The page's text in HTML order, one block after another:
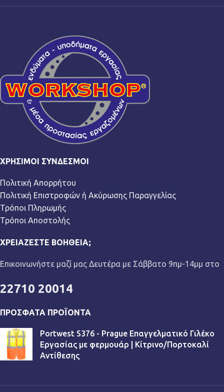
ΧΡΉΣΙΜΟΙ ΣΎΝΔΕΣΜΟΙ
Πολιτική Απορρήτου
Πολιτική Επιστροφών ή Ακύρωσης Παραγγελίας
Τρόποι Πληρωμής
Τρόποι Αποστολής
ΧΡΕΙΆΖΕΣΤΕ ΒΟΉΘΕΙΑ;
Επικοινωνήστε μαζί μας Δευτέρα με Σάββατο 9πμ-14μμ στο
22710 20014
ΠΡΌΣΦΑΤΑ ΠΡΟΪΌΝΤΑ
Portwest S376 - Prague Επαγγελματικό Γιλέκο
Εργασίας με φερμουάρ | Κίτρινο/Πορτοκαλί
Αντίθεσης